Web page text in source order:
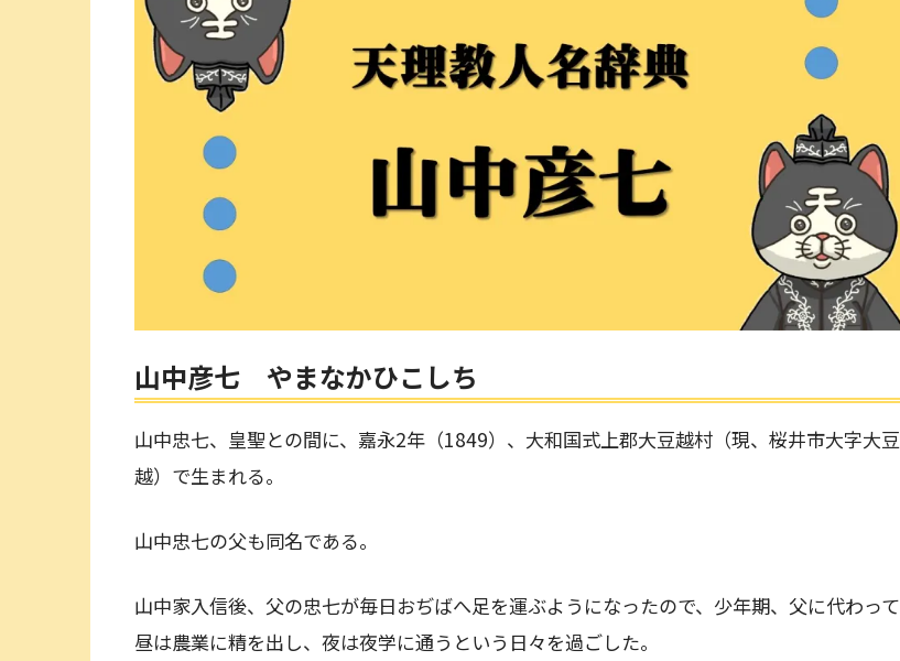
山中彦七 やまなかひこしち
山中忠七、皇聖との間に、嘉永2年（1849）、大和国式上郡大豆越村（現、桜井市大字大豆
越）で生まれる。
山中忠七の父も同名である。
山中家入信後、父の忠七が毎日おぢばへ足を運ぶようになったので、少年期、父に代わって
昼は農業に精を出し、夜は夜学に通うという日々を過ごした。